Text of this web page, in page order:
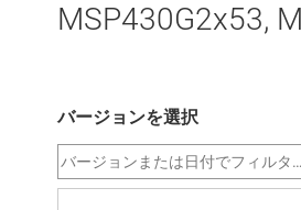
MSP430G2x53,
バージョンを選択